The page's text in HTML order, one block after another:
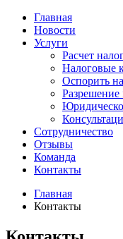
Главная
Новости
Услуги
Расчет
Налоговые
Оспорить
Разрешение
Сотрудничество
Отзывы
Команда
Контакты
Главная
Контакты